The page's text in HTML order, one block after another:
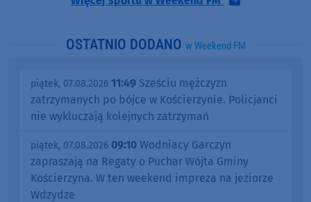
OSTATNIO DODANO w Weekend FM
piątek, 07.08.2026 11:49 Sześciu mężczyzn
zatrzymanych po bójce w Kościerzynie. Policjanci
nie wykluczają kolejnych zatrzymań
piątek, 07.08.2026 09:10 Wodniacy Garczyn
zapraszają na Regaty o Puchar Wójta Gminy
Kościerzyna. W ten weekend impreza na jeziorze
Wdzydze